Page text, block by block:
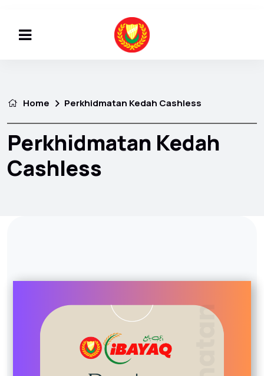
Home Perkhidmatan Kedah Cashless
Perkhidmatan Kedah
Cashless